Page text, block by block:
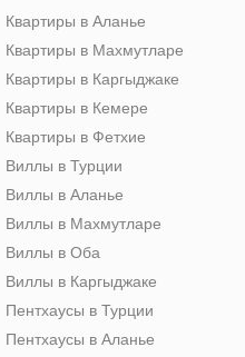
Квартиры в Аланье
Квартиры в Махмутларе
Квартиры в Каргыджаке
Квартиры в Кемере
Квартиры в Фетхие
Виллы в Турции
Виллы в Аланье
Виллы в Махмутларе
Виллы в Оба
Виллы в Каргыджаке
Пентхаусы в Турции
Пентхаусы в Аланье